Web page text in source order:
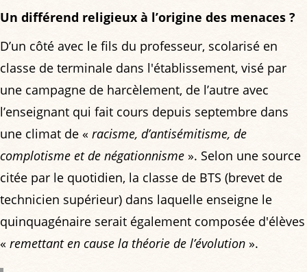
Un différend religieux à l’origine des menaces ?
D’un côté avec le fils du professeur, scolarisé en
classe de terminale dans l'établissement, visé par
une campagne de harcèlement, de l’autre avec
l’enseignant qui fait cours depuis septembre dans
une climat de « racisme, d’antisémitisme, de
complotisme et de négationnisme ». Selon une source
citée par le quotidien, la classe de BTS (brevet de
technicien supérieur) dans laquelle enseigne le
quinquagénaire serait également composée d'élèves
« remettant en cause la théorie de l’évolution ».